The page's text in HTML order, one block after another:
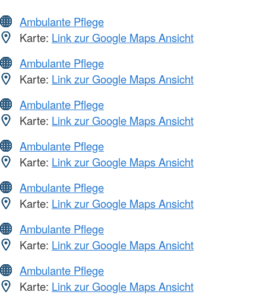
Ambulante Pflege
Karte: Link zur Google Maps Ansicht
Ambulante Pflege
Karte: Link zur Google Maps Ansicht
Ambulante Pflege
Karte: Link zur Google Maps Ansicht
Ambulante Pflege
Karte: Link zur Google Maps Ansicht
Ambulante Pflege
Karte: Link zur Google Maps Ansicht
Ambulante Pflege
Karte: Link zur Google Maps Ansicht
Ambulante Pflege
Karte: Link zur Google Maps Ansicht